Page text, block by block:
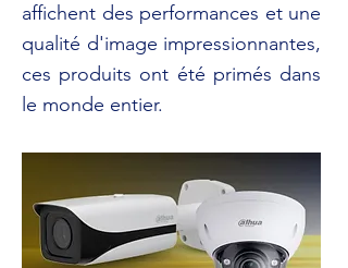
affichent des performances et une
qualité d'image impressionnantes,
ces produits ont été primés dans
le monde entier.